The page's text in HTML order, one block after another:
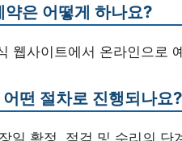
은 어떻게 하나요?
웹사이트에서 온라인으로
떤 절차로 진행되나요?
일 확정, 점검 및 수리의 단